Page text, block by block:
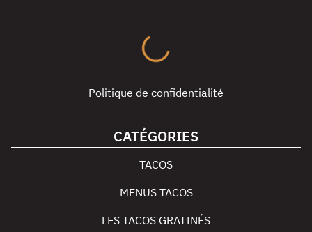
Politique de confidentialité
CATÉGORIES
TACOS
MENUS TACOS
LES TACOS GRATINÉS